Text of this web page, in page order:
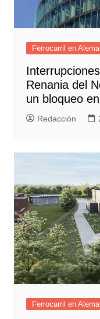
Ferrocarril en
Renania del
un bloqueo
Redacción
Ferrocarril en